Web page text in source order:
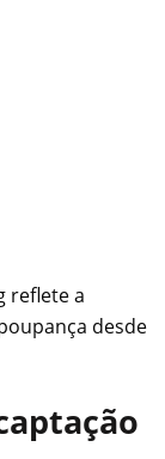
reflete a
desde